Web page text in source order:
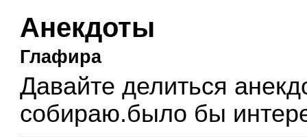
Анекдоты
Глафира
Давайте делиться
собираю.было бы